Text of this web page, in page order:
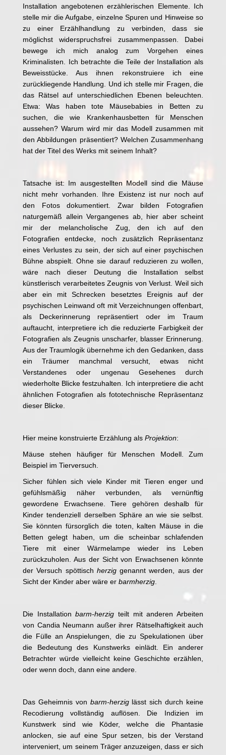
Installation angebotenen erzählerischen Elemente. Ich
stelle mir die Aufgabe, einzelne Spuren und Hinweise so
zu einer Erzählhandlung zu verbinden, dass sie
möglichst widerspruchsfrei zusammenpassen. Dabei
bewege ich mich analog zum Vorgehen eines
Kriminalisten. Ich betrachte die Teile der Installation als
Beweisstücke. Aus ihnen rekonstruiere ich eine
zurückliegende Handlung. Und ich stelle mir Fragen, die
das Rätsel auf unterschiedlichen Ebenen beleuchten.
Etwa: Was haben tote Mäusebabies in Betten zu
suchen, die wie Krankenhausbetten für Menschen
aussehen? Warum wird mir das Modell zusammen mit
den Abbildungen präsentiert? Welchen Zusammenhang
hat der Titel des Werks mit seinem Inhalt?
Tatsache ist: Im ausgestellten Modell sind die Mäuse
nicht mehr vorhanden. Ihre Existenz ist nur noch auf
den Fotos dokumentiert. Zwar bilden Fotografien
naturgemäß allein Vergangenes ab, hier aber scheint
mir der melancholische Zug, den ich auf den
Fotografien entdecke, noch zusätzlich Repräsentanz
eines Verlustes zu sein, der sich auf einer psychischen
Bühne abspielt. Ohne sie darauf reduzieren zu wollen,
wäre nach dieser Deutung die Installation selbst
künstlerisch verarbeitetes Zeugnis von Verlust. Weil sich
aber ein mit Schrecken besetztes Ereignis auf der
psychischen Leinwand oft mit Verzeichnungen offenbart,
als Deckerinnerung repräsentiert oder im Traum
auftaucht, interpretiere ich die reduzierte Farbigkeit der
Fotografien als Zeugnis unscharfer, blasser Erinnerung.
Aus der Traumlogik übernehme ich den Gedanken, dass
ein Träumer manchmal versucht, etwas nicht
Verstandenes oder ungenau Gesehenes durch
wiederholte Blicke festzuhalten. Ich interpretiere die acht
ähnlichen Fotografien als fototechnische Repräsentanz
dieser Blicke.
Hier meine konstruierte Erzählung als Projektion:
Mäuse stehen häufiger für Menschen Modell. Zum
Beispiel im Tierversuch.
Sicher fühlen sich viele Kinder mit Tieren enger und
gefühlsmäßig näher verbunden, als vernünftig
gewordene Erwachsene. Tiere gehören deshalb für
Kinder tendenziell derselben Sphäre an wie sie selbst.
Sie könnten fürsorglich die toten, kalten Mäuse in die
Betten gelegt haben, um die scheinbar schlafenden
Tiere mit einer Wärmelampe wieder ins Leben
zurückzuholen. Aus der Sicht von Erwachsenen könnte
der Versuch spöttisch herziggenannt werden, aus der
Sicht der Kinder aber wäre er barmherzig.
Die Installationbarm-herzig teilt mit anderen Arbeiten
von Candia Neumann außer ihrer Rätselhaftigkeit auch
die Fülle an Anspielungen, die zu Spekulationen über
die Bedeutung des Kunstwerks einlädt. Ein anderer
Betrachter würde vielleicht keine Geschichte erzählen,
oder wenn doch, dann eine andere.
Das Geheimnis von barm-herziglässt sich durch keine
Recodierung vollständig auflösen. Die Indizien im
Kunstwerk sind wie Köder, welche die Phantasie
anlocken, sie auf eine Spur setzen, bis der Verstand
interveniert, um seinem Träger anzuzeigen, dass er sich